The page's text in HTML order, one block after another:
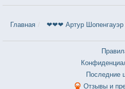
Главная ❤❤❤ Артур
Последние
Отзывы и